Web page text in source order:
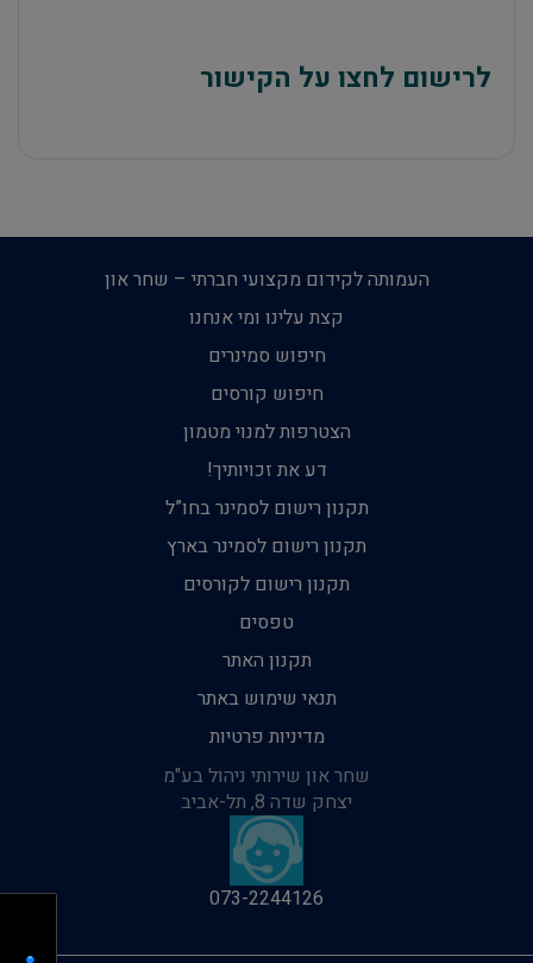
לרישום לחצו על הקישור
העמותה לקידום מקצועי חברתי – שחר און
קצת עלינו ומי אנחנו
חיפוש סמינרים
חיפוש קורסים
הצטרפות למנוי מטמון
דע את זכויותיך!
תקנון רישום לסמינר בחו”ל
תקנון רישום לסמינר בארץ
תקנון רישום לקורסים
טפסים
תקנון האתר
תנאי שימוש באתר
מדיניות פרטיות
שחר און שירותי ניהול בע"מ
יצחק שדה 8, תל-אביב
073-2244126